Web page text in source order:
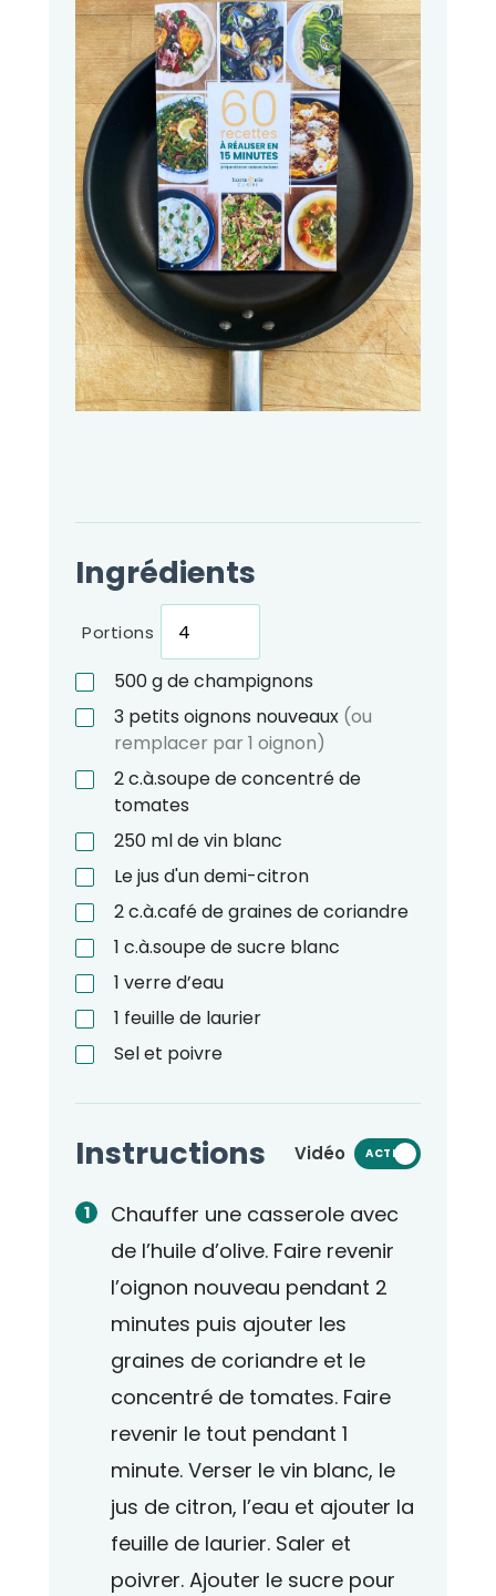
Ingrédients
Portions
500gde champignons
3 petits oignons nouveaux (ou
remplacer par 1 oignon)
2c.à.soupede concentré de
tomates
250 mlde vin blanc
Le jus d'un demi-citron
2c.à.caféde graines de coriandre
1 c.à.soupede sucre blanc
1 verre d’eau
1 feuille de laurier
Sel et poivre
Instructions Vidéo ACTIVÉ
Chauffer une casserole avec
de l’huile d’olive. Faire revenir
l’oignon nouveau pendant 2
minutes puis ajouter les
graines de coriandre et le
concentré de tomates. Faire
revenir le tout pendant 1
minute. Verser le vin blanc, le
jus de citron, l’eau et ajouter la
feuille de laurier. Saler et
poivrer. Ajouter le sucre pour